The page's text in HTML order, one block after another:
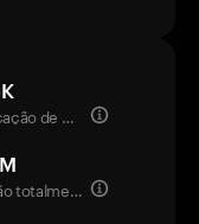
Classificação de mercado
Avaliação totalmente diluída